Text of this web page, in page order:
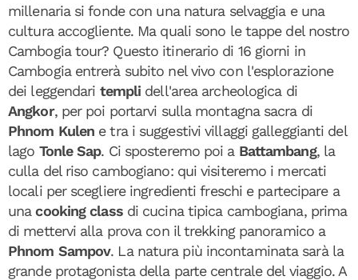
millenaria si fonde con una natura selvaggia e una
cultura accogliente. Ma quali sono le tappe del nostro
Cambogia tour? Questo itinerario di 16 giorni in
Cambogia entrerà subito nel vivo con l'esplorazione
dei leggendari templi dell'area archeologica di
Angkor, per poi portarvi sulla montagna sacra di
Phnom Kulen e tra i suggestivi villaggi galleggianti del
lago Tonle Sap. Ci sposteremo poi a Battambang, la
culla del riso cambogiano: qui visiteremo i mercati
locali per scegliere ingredienti freschi e partecipare a
unacooking classdi cucina tipica cambogiana, prima
di mettervi alla prova con il trekking panoramico a
Phnom Sampov. La natura più incontaminata sarà la
grande protagonista della parte centrale del viaggio. A